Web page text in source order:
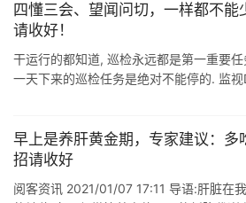
四懂三会、望闻问切，一样都不能
请收好！
干运行的都知道, 巡检永远都是第一重要
一天下来的巡检任务是绝对不能停的. 监
早上是养肝黄金期，专家建议：多
招请收好
阅客资讯 2021/01/07 17:11 导语:肝脏在